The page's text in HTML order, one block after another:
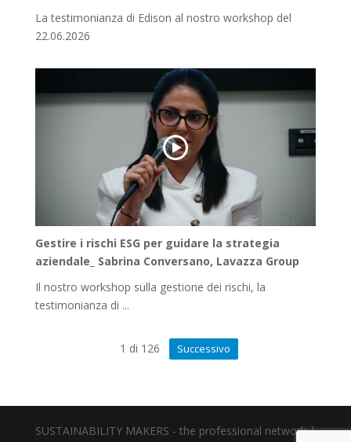
La testimonianza di Edison al nostro workshop del
22.06.2026
Gestire i rischi ESG per guidare la strategia
aziendale_ Sabrina Conversano, Lavazza Group
Il nostro workshop sulla gestione dei rischi, la
testimonianza di ...
1 di 126 Successivo
SUSTAINABILITY MAKERS - the professional network |